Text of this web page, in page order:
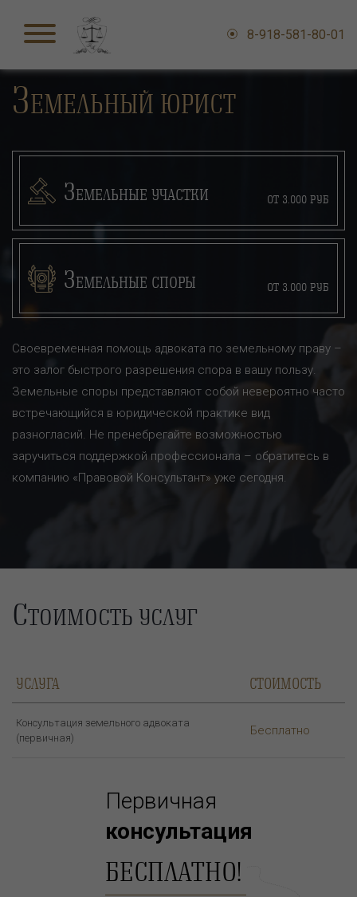
8-918-581-80-01
ЗЕМЕЛЬНЫЙ ЮРИСТ
ЗЕМЕЛЬНЫЕ УЧАСТКИ ОТ 3.000 РУБ
ЗЕМЕЛЬНЫЕ СПОРЫ ОТ 3.000 РУБ
Своевременная помощь адвоката по земельному праву –
это залог быстрого разрешения спора в вашу пользу.
Земельные споры представляют собой невероятно часто
встречающийся в юридической практике вид
разногласий. Не пренебрегайте возможностью
заручиться поддержкой профессионала – обратитесь в
компанию «Правовой Консультант» уже сегодня.
СТОИМОСТЬ УСЛУГ
УСЛУГА СТОИМОСТЬ
Консультация земельного адвоката
(первичная)
Бесплатно
Первичная
консультация
БЕСПЛАТНО!